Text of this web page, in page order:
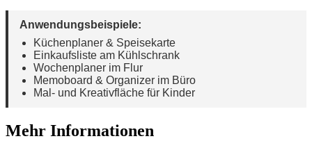
Anwendungsbeispiele:
Küchenplaner & Speisekarte
Einkaufsliste am Kühlschrank
Wochenplaner im Flur
Memoboard & Organizer im Büro
Mal- und Kreativfläche für Kinder
Mehr Informationen